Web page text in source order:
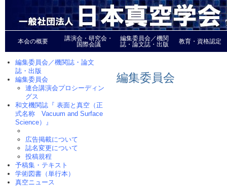
本会の概要
講演会・研究会・
国際会議
編集委員会／機関
誌・論文誌・出版
教育・資格認定
編集委員会
編集委員会／機関誌・論文
誌・出版
編集委員会
連合講演会プロシーディン
グス
和文機関誌『 表面と真空（正
式名称 Vacuum and Surface
Science）』
広告掲載について
誌名変更について
投稿規程
予稿集・テキスト
学術図書（単行本）
真空ニュース